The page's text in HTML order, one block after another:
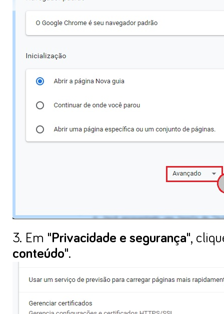
3. Em "Privacidade e segurança",
conteúdo".